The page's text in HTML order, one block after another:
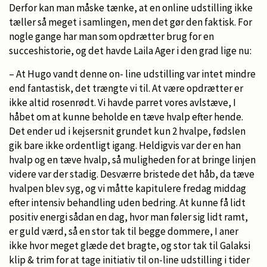
Derfor kan man måske tænke, at en online udstilling ikke
tæller så meget i samlingen, men det gør den faktisk. For
nogle gange har man som opdrætter brug for en
succeshistorie, og det havde Laila Ager i den grad lige nu:
– At Hugo vandt denne on- line udstilling var intet mindre
end fantastisk, det trængte vi til. At være opdrætter er
ikke altid rosenrødt. Vi havde parret vores avlstæve, I
håbet om at kunne beholde en tæve hvalp efter hende.
Det ender ud i kejsersnit grundet kun 2 hvalpe, fødslen
gik bare ikke ordentligt igang. Heldigvis var der en han
hvalp og en tæve hvalp, så muligheden for at bringe linjen
videre var der stadig. Desværre bristede det håb, da tæve
hvalpen blev syg, og vi måtte kapitulere fredag middag
efter intensiv behandling uden bedring. At kunne få lidt
positiv energi sådan en dag, hvor man føler sig lidt ramt,
er guld værd, så en stor tak til begge dommere, I aner
ikke hvor meget glæde det bragte, og stor tak til Galaksi
klip & trim for at tage initiativ til on-line udstilling i tider